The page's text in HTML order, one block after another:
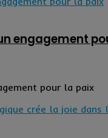
engagement
pour la paix